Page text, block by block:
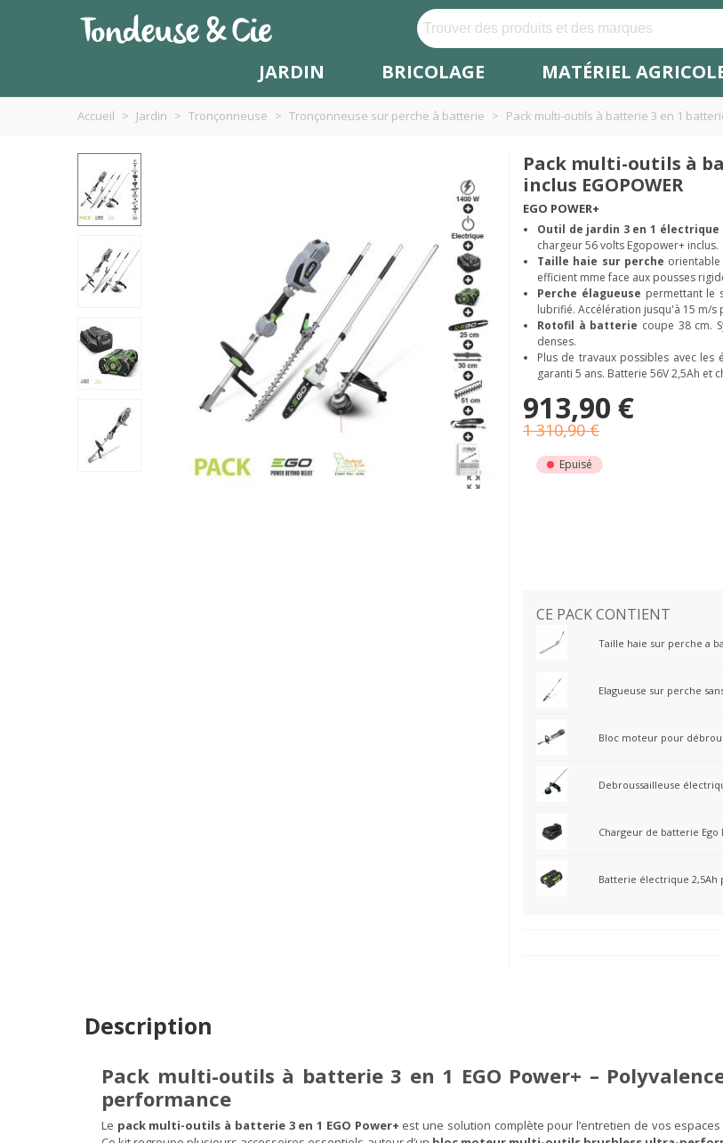
JARDIN BRICOLAGE MATÉRIEL
Accueil > Jardin > Tronçonneuse > Tronçonneuse sur perche à batterie > Pack multi-outils à batterie 3 en 1
Pack multi-outils à
inclus EGOPOWER
EGO POWER+
Outil de jardin 3 en 1 électrique
chargeur 56 volts Egopower+ inclus.
Taille haie sur perche
efficient mme face aux pousses
Perche élagueuse permettant le
lubrifié. Accélération jusqu'à 15 m/s
Rotofil à batterie coupe 38 cm.
denses.
Plus de travaux possibles avec les
garanti 5 ans. Batterie 56V 2,5Ah et
913,90 €
1 310,90 €
Epuisé
CE PACK CONTIENT
Taille haie sur perche a
Elagueuse sur perche
Bloc moteur pour
Debroussailleuse
Chargeur de batterie Ego
Batterie électrique 2,5Ah
Description
Pack multi-outils à batterie 3 en 1 EGO Power+ –
performance
Le pack multi-outils à batterie 3 en 1 EGO Power+ est une solution complète pour l’entretien de vos espaces